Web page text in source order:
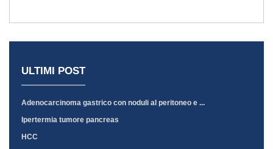
ULTIMI POST
Adenocarcinoma gastrico con noduli al peritoneo e ...
Ipertermia tumore pancreas
HCC